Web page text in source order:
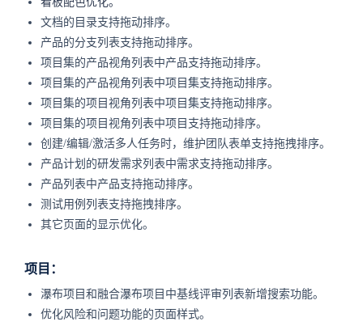
文档的目录支持拖动排序。
产品的分支列表支持拖动排序。
项目集的产品视角列表中产品支持拖动排序。
项目集的产品视角列表中项目集支持拖动排序。
项目集的项目视角列表中项目集支持拖动排序。
项目集的项目视角列表中项目支持拖动排序。
创建/编辑/激活多人任务时，维护团队表单支持拖拽排序。
产品计划的研发需求列表中需求支持拖动排序。
产品列表中产品支持拖动排序。
测试用例列表支持拖拽排序。
其它页面的显示优化。
项目：
瀑布项目和融合瀑布项目中基线评审列表新增搜索功能。
优化风险和问题功能的页面样式。